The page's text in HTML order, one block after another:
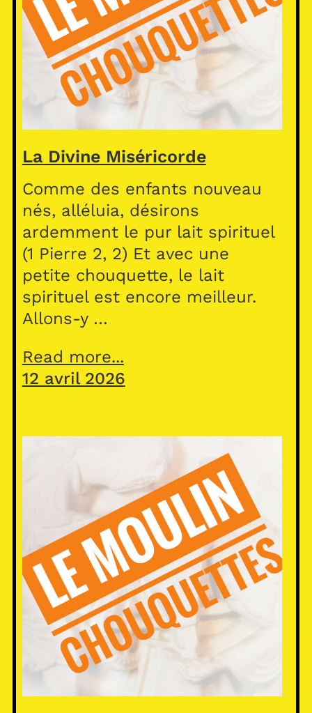
La Divine Miséricorde
Comme des enfants nouveau
nés, alléluia, désirons
ardemment le pur lait spirituel
(1 Pierre 2, 2) Et avec une
petite chouquette, le lait
spirituel est encore meilleur.
Allons-y …
Read more...
12 avril 2026